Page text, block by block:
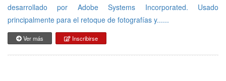
desarrollado por Adobe Systems Incorporated. Usado
principalmente para el retoque de fotografías y......
Ver más Inscribirse